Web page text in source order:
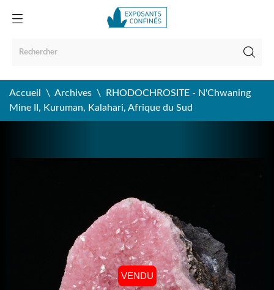
Accueil Archives
RHODOCHROSITE - N'Chwaning
Mine II, Kuruman, Kalahari, Afrique du Sud
VENDU